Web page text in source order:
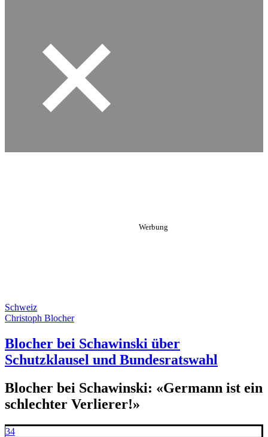
Schweiz
Christoph Blocher
Blocher bei Schawinski über
Schutzklausel und Bundesratswahl
Blocher bei Schawinski: «Germann ist ein
schlechter Verlierer!»
34